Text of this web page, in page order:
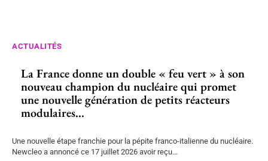
ACTUALITÉS
La France donne un double « feu vert » à son
nouveau champion du nucléaire qui promet
une nouvelle génération de petits réacteurs
modulaires...
Une nouvelle étape franchie pour la pépite franco-italienne du nucléaire.
Newcleo a annoncé ce 17 juillet 2026 avoir reçu...